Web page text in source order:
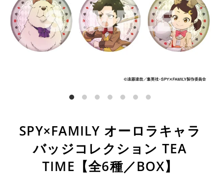
SPY×FAMILY オーロラキャラ
バッジコレクション TEA
TIME【全6種／BOX】